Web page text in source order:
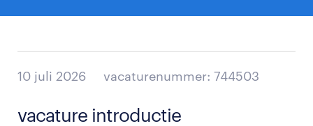
10 juli 2026 vacaturenummer: 744503
vacature introductie